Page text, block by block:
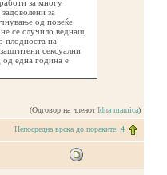
за многу
за
од повеќе
се случило веднаш,
плодноста на
сексуални
една година е
(Одговор на членотIdna mamica)
Непосредна врска до пораките: 4